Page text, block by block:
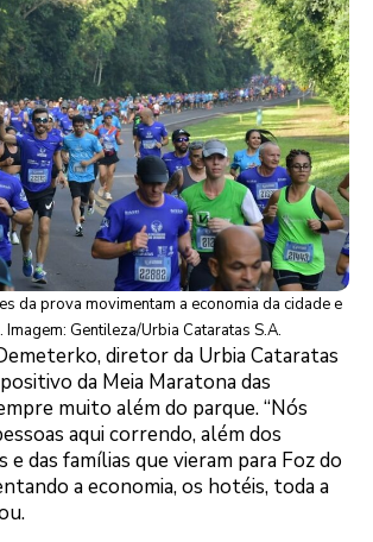
da prova movimentam a economia da cidade e
Imagem: Gentileza/Urbia Cataratas S.A.
diretor da Urbia Cataratas
da Meia Maratona das
muito além do parque. “Nós
aqui correndo, além dos
e das famílias que vieram para Foz do
a economia, os hotéis, toda a